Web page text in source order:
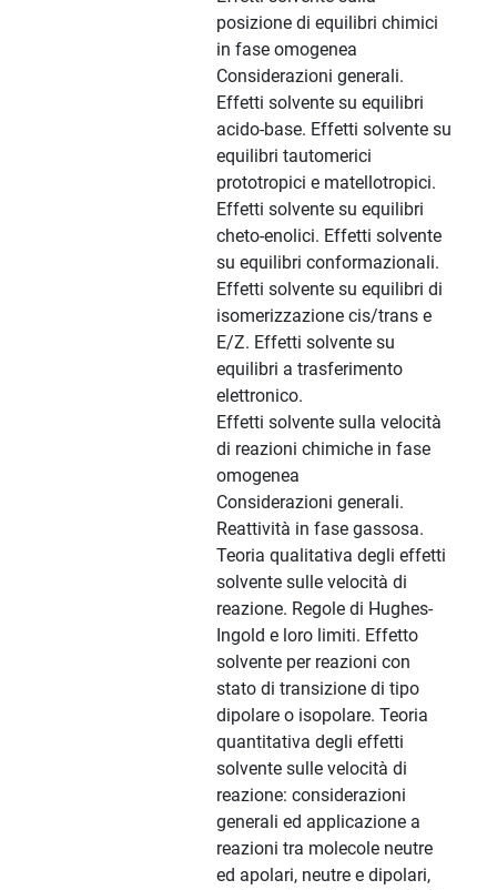
posizione di equilibri chimici
in fase omogenea
Considerazioni generali.
Effetti solvente su equilibri
acido-base. Effetti solvente su
equilibri tautomerici
prototropici e matellotropici.
Effetti solvente su equilibri
cheto-enolici. Effetti solvente
su equilibri conformazionali.
Effetti solvente su equilibri di
isomerizzazione cis/trans e
E/Z. Effetti solvente su
equilibri a trasferimento
elettronico.
Effetti solvente sulla velocità
di reazioni chimiche in fase
omogenea
Considerazioni generali.
Reattività in fase gassosa.
Teoria qualitativa degli effetti
solvente sulle velocità di
reazione. Regole di Hughes-
Ingold e loro limiti. Effetto
solvente per reazioni con
stato di transizione di tipo
dipolare o isopolare. Teoria
quantitativa degli effetti
solvente sulle velocità di
reazione: considerazioni
generali ed applicazione a
reazioni tra molecole neutre
ed apolari, neutre e dipolari,